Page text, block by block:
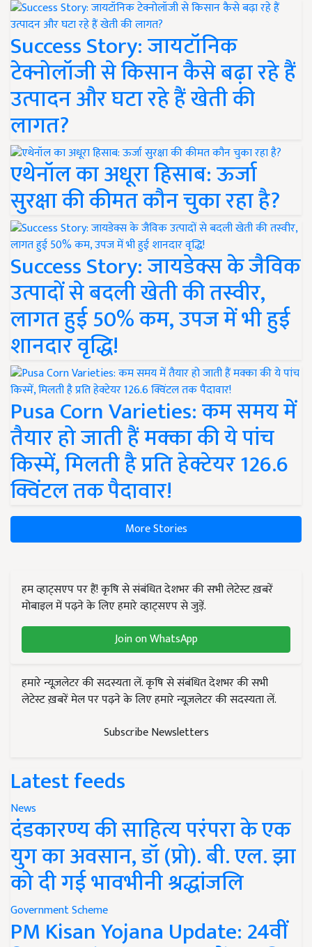
Success Story: जायटॉनिक
टेक्नोलॉजी से किसान कैसे बढ़ा रहे हैं
उत्पादन और घटा रहे हैं खेती की
लागत?
एथेनॉल का अधूरा हिसाब: ऊर्जा
सुरक्षा की कीमत कौन चुका रहा है?
Success Story: जायडेक्स के जैविक
उत्पादों से बदली खेती की तस्वीर,
लागत हुई 50% कम, उपज में भी हुई
शानदार वृद्धि!
Pusa Corn Varieties: कम समय में
तैयार हो जाती हैं मक्का की ये पांच
किस्में, मिलती है प्रति हेक्टेयर 126.6
क्विंटल तक पैदावार!
More Stories
हम व्हाट्सएप पर हैं! कृषि से संबंधित देशभर की सभी लेटेस्ट ख़बरें
मोबाइल में पढ़ने के लिए हमारे व्हाट्सएप से जुड़ें.
Join on WhatsApp
हमारे न्यूज़लेटर की सदस्यता लें. कृषि से संबंधित देशभर की सभी
लेटेस्ट ख़बरें मेल पर पढ़ने के लिए हमारे न्यूज़लेटर की सदस्यता लें.
Subscribe Newsletters
Latest feeds
News
दंडकारण्य की साहित्य परंपरा के एक
युग का अवसान, डॉ (प्रो). बी. एल. झा
को दी गई भावभीनी श्रद्धांजलि
Government Scheme
PM Kisan Yojana Update: 24वीं